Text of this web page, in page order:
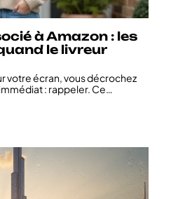
à Amazon : les
le livreur
votre écran, vous décrochez
: rappeler. Ce…